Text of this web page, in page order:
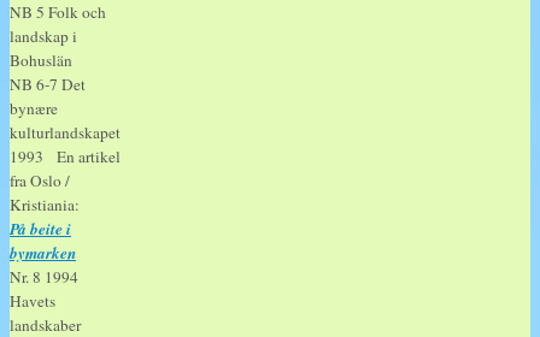
NB 5 Folk och
landskap i
Bohuslän
NB 6-7 Det
bynære
kulturlandskapet
1993 En artikel
fra Oslo /
Kristiania:
På beite i
bymarken
Nr. 8 1994
Havets
landskaber